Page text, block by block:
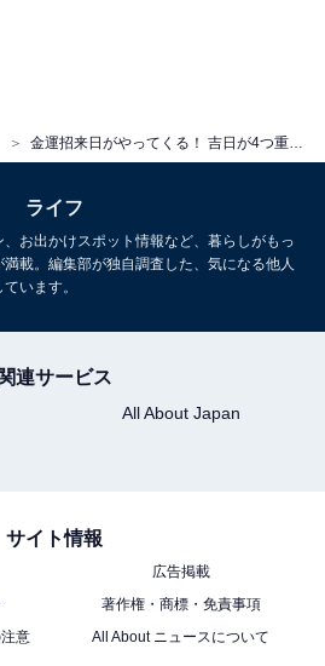
ライフ
お出かけスポット情報など、暮らしがもっ
載。編集部が独自調査した、気になる他人
います。
関連サービス
All About Japan
サイト情報
広告掲載
著作権・商標・免責事項
意
All About ニュースについて